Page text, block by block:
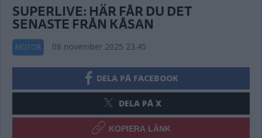
SUPERLIVE: HÄR FÅR DU DET
SENASTE FRÅN KÅSAN
MOTOR 08 november 2025 23.45
DELA PÅ FACEBOOK
DELA PÅ X
KOPIERA LÄNK